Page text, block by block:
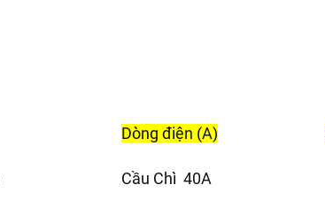
Dòng điện (A)
Cầu Chì 40A